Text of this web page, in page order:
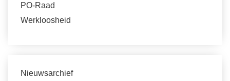
PO-Raad
Werkloosheid
Nieuwsarchief